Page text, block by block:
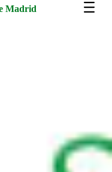
Madrid